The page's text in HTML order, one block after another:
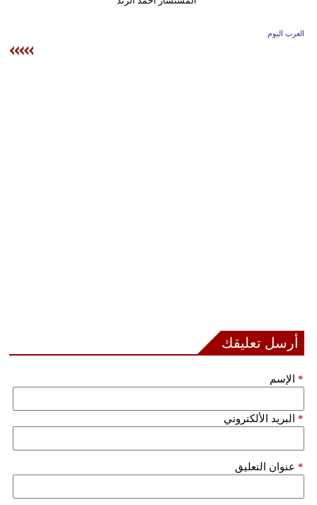
ديكور
العرب اليوم
أرسل تعليقك
الإسم *
البريد الألكتروني *
عنوان التعليق *